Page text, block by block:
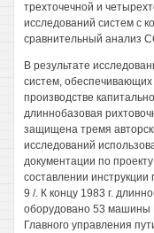
трехточечной и
исследований систем с
сравнительный анализ
В результате
систем, обеспечивающих
производстве
длиннобазовая
защищена тремя
исследований
документации по
составлении инструкции
9 /. К концу 1983 г.
оборудовано 53 машины
Главного управления